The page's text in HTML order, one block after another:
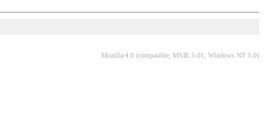
Mozilla/4.0 (compatible; MSIE 5.01; Windows NT 5.0)